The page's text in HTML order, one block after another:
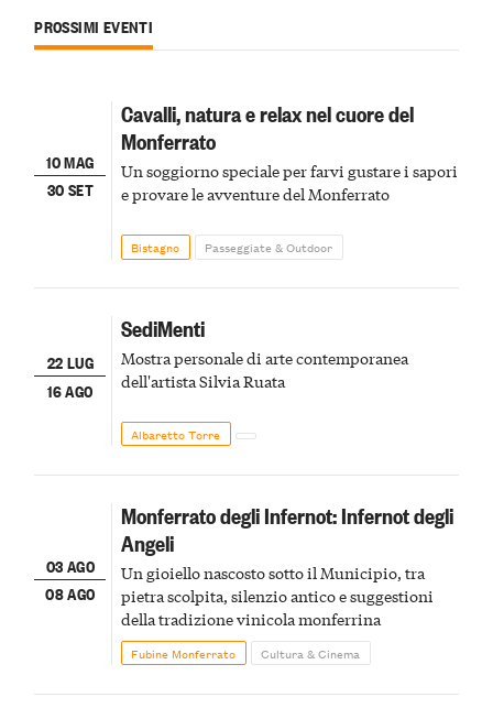
PROSSIMI EVENTI
10 MAG
30 SET
Cavalli, natura e relax nel cuore del
Monferrato
Un soggiorno speciale per farvi gustare i sapori
e provare le avventure del Monferrato
Bistagno Passeggiate & Outdoor
22 LUG
16 AGO
SediMenti
Mostra personale di arte contemporanea
dell'artista Silvia Ruata
Albaretto Torre
03 AGO
08 AGO
Monferrato degli Infernot: Infernot degli
Angeli
Un gioiello nascosto sotto il Municipio, tra
pietra scolpita, silenzio antico e suggestioni
della tradizione vinicola monferrina
Fubine Monferrato Cultura & Cinema